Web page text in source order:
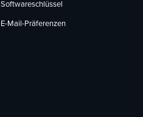
Softwareschlüssel
E-Mail-Präferenzen